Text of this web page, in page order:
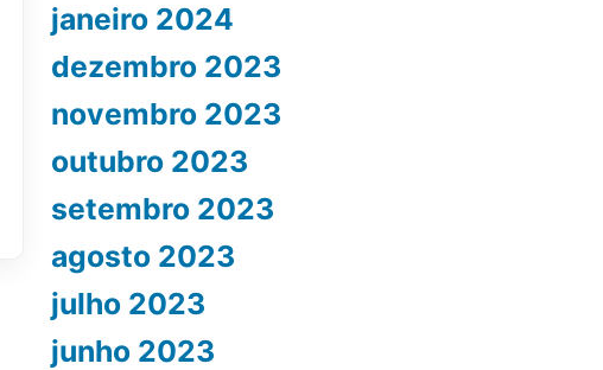
janeiro 2024
dezembro 2023
novembro 2023
outubro 2023
setembro 2023
agosto 2023
julho 2023
junho 2023